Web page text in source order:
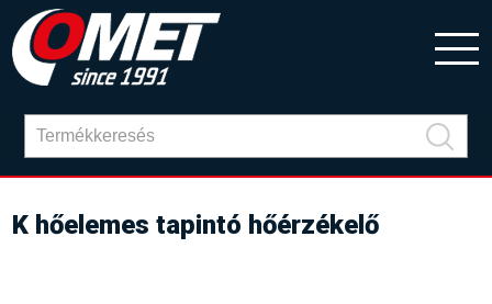
K hőelemes tapintó hőérzékelő